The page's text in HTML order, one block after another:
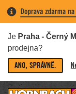
Doprava zdarma
Je Praha - Černý
prodejna?
ANO, SPRÁVNĚ.